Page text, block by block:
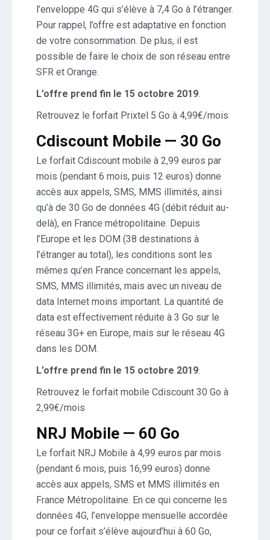
l’enveloppe 4G qui s’élève à 7,4 Go à l’étranger.
Pour rappel, l’offre est adaptative en fonction
de votre consommation. De plus, il est
possible de faire le choix de son réseau entre
SFR et Orange.
L’offre prend fin le 15 octobre 2019.
Retrouvez le forfait Prixtel 5 Go à 4,99€/mois
Cdiscount Mobile — 30 Go
Le forfait Cdiscount mobile à 2,99 euros par
mois (pendant 6 mois, puis 12 euros) donne
accès aux appels, SMS, MMS illimités, ainsi
qu’à de 30 Go de données 4G (débit réduit au-
delà), en France métropolitaine. Depuis
l’Europe et les DOM (38 destinations à
l’étranger au total), les conditions sont les
mêmes qu’en France concernant les appels,
SMS, MMS illimités, mais avec un niveau de
data Internet moins important. La quantité de
data est effectivement réduite à 3 Go sur le
réseau 3G+ en Europe, mais sur le réseau 4G
dans les DOM.
L’offre prend fin le 15 octobre 2019.
Retrouvez le forfait mobile Cdiscount 30 Go à
2,99€/mois
NRJ Mobile — 60 Go
Le forfait NRJ Mobile à 4,99 euros par mois
(pendant 6 mois, puis 16,99 euros) donne
accès aux appels, SMS et MMS illimités en
France Métropolitaine. En ce qui concerne les
données 4G, l’enveloppe mensuelle accordée
pour ce forfait s’élève aujourd’hui à 60 Go,